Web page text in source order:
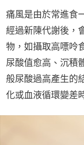
痛風是由於常進食
經過新陳代謝後，
物，如攝取高嘌呤
尿酸值愈高、沉積
般尿酸過高產生的
化或血液循環變差